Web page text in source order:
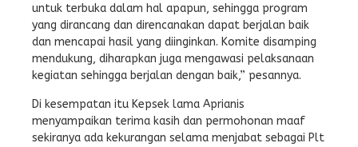
untuk terbuka dalam hal apapun, sehingga program
yang dirancang dan direncanakan dapat berjalan baik
dan mencapai hasil yang diinginkan. Komite disamping
mendukung, diharapkan juga mengawasi pelaksanaan
kegiatan sehingga berjalan dengan baik,” pesannya.
Di kesempatan itu Kepsek lama Aprianis
menyampaikan terima kasih dan permohonan maaf
sekiranya ada kekurangan selama menjabat sebagai Plt